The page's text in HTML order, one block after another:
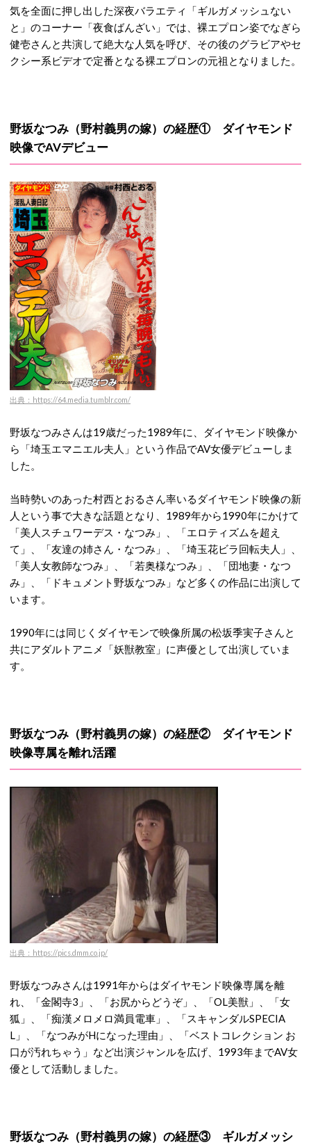
気を全面に押し出した深夜バラエティ「ギルガメッシュない
と」のコーナー「夜食ばんざい」では、裸エプロン姿でなぎら
健壱さんと共演して絶大な人気を呼び、その後のグラビアやセ
クシー系ビデオで定番となる裸エプロンの元祖となりました。
野坂なつみ（野村義男の嫁）の経歴① ダイヤモンド
映像でAVデビュー
出典：https://64.media.tumblr.com/
野坂なつみさんは19歳だった1989年に、ダイヤモンド映像か
ら「埼玉エマニエル夫人」という作品でAV女優デビューしま
した。
当時勢いのあった村西とおるさん率いるダイヤモンド映像の新
人という事で大きな話題となり、1989年から1990年にかけて
「美人スチュワーデス・なつみ」、「エロティズムを超え
て」、「友達の姉さん・なつみ」、「埼玉花ビラ回転夫人」、
「美人女教師なつみ」、「若奥様なつみ」、「団地妻・なつ
み」、「ドキュメント野坂なつみ」など多くの作品に出演して
います。
1990年には同じくダイヤモンで映像所属の松坂季実子さんと
共にアダルトアニメ「妖獣教室」に声優として出演していま
す。
野坂なつみ（野村義男の嫁）の経歴② ダイヤモンド
映像専属を離れ活躍
出典：https://pics.dmm.co.jp/
野坂なつみさんは1991年からはダイヤモンド映像専属を離
れ、「金閣寺3」、「お尻からどうぞ」、「OL美獣」、「女
狐」、「痴漢メロメロ満員電車」、「スキャンダルSPECIA
L」、「なつみがHになった理由」、「ベストコレクション お
口が汚れちゃう」など出演ジャンルを広げ、1993年までAV女
優として活動しました。
野坂なつみ（野村義男の嫁）の経歴③ ギルガメッシ